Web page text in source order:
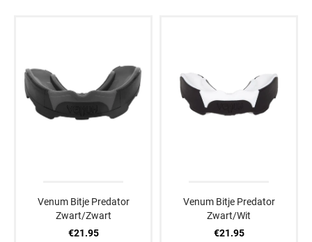
Venum Bitje Predator
Zwart/Zwart
€21.95
Venum Bitje Predator
Zwart/Wit
€21.95